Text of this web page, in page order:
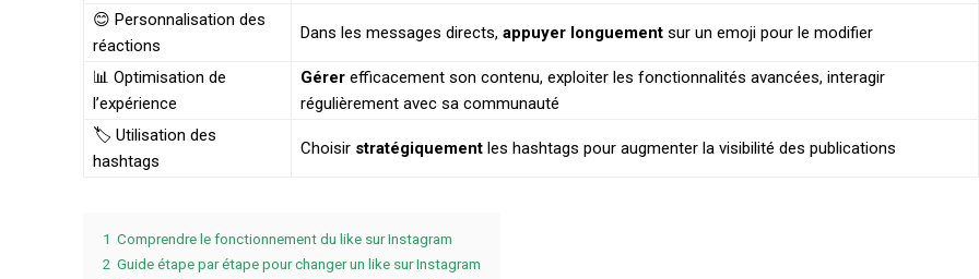
😊 Personnalisation des
réactions
Dans les messages directs, appuyer longuement sur un emoji pour le modifier
📊 Optimisation de
l’expérience
Gérer efficacement son contenu, exploiter les fonctionnalités avancées, interagir
régulièrement avec sa communauté
🏷️ Utilisation des
hashtags
Choisir stratégiquement les hashtags pour augmenter la visibilité des publications
1 Comprendre le fonctionnement du like sur Instagram
2 Guide étape par étape pour changer un like sur Instagram